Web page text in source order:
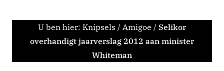
U ben hier: Knipsels / Amigoe / Selikor
overhandigt jaarverslag 2012 aan minister
Whiteman